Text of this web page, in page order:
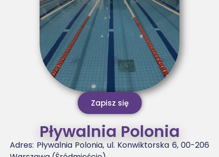
Pływalnia Polonia
Adres: Pływalnia Polonia, ul. Konwiktorska 6, 00-206
Zapisz się